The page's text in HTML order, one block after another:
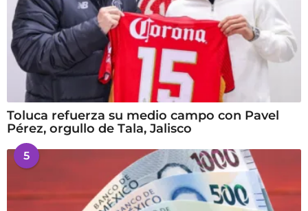
Toluca refuerza su medio campo con Pavel
Pérez, orgullo de Tala, Jalisco
5